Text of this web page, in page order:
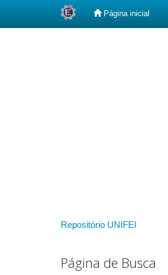
Página inicial
Repositório UNIFEI
Página de Busca